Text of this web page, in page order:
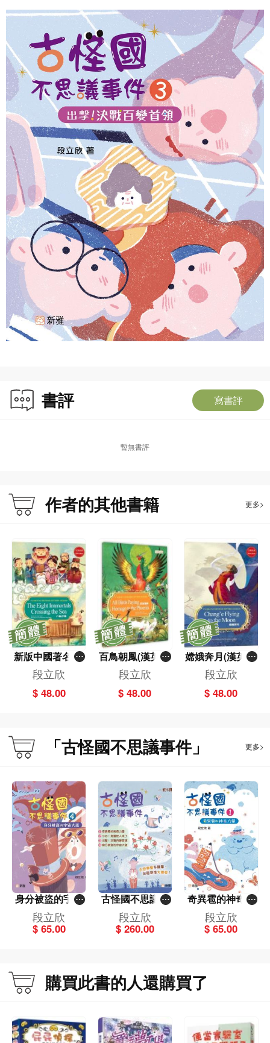
書評 寫書評
暫無書評
作者的其他書籍 更多>
新版中國著名神
話故事系列繪本
－－八仙過海(漢
英雙語)
段立欣
$ 48.00
百鳥朝鳳(漢英對
照) / 新版中國著
名神話故事系列
繪本
段立欣
$ 48.00
嫦娥奔月(漢英對
照)/ 新版中國著
名神話故事系列
繪本
段立欣
$ 48.00
「古怪國不思議事件」 更多>
身分被盜的宇宙
大盜 (4)[古怪國
不思議事件]
段立欣
$ 65.00
古怪國不思議事
件 (一套4冊)
段立欣
$ 260.00
奇異雹的神奇力
量 (1)[古怪國不
思議事件]
段立欣
$ 65.00
購買此書的人還購買了